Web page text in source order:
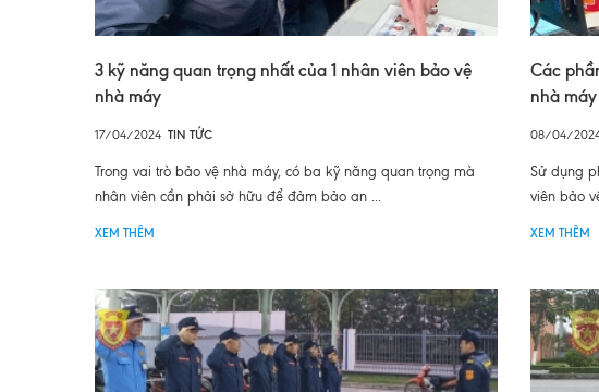
3 kỹ năng quan trọng nhất của 1 nhân viên bảo vệ
nhà máy
17/04/2024 TIN TỨC
Trong vai trò bảo vệ nhà máy, có ba kỹ năng quan trọng mà
nhân viên cần phải sở hữu để đảm bảo an ...
XEM THÊM
Các
nhà máy
08/04/
Sử dụng
viên bảo
XEM THÊM